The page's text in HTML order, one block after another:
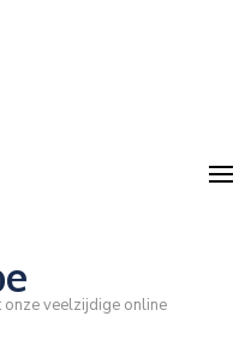
onze veelzijdige online